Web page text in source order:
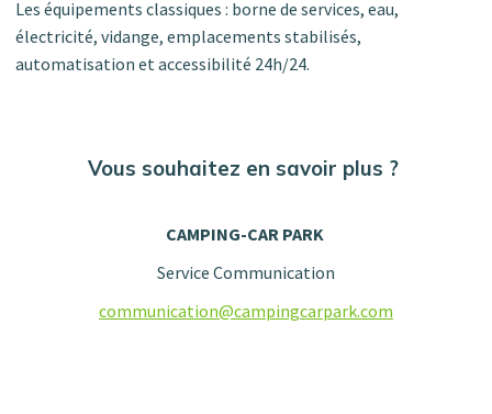
Les équipements classiques : borne de services, eau,
électricité, vidange, emplacements stabilisés,
automatisation et accessibilité 24h/24.
Vous souhaitez en savoir plus ?
CAMPING-CAR PARK
Service Communication
communication@campingcarpark.com